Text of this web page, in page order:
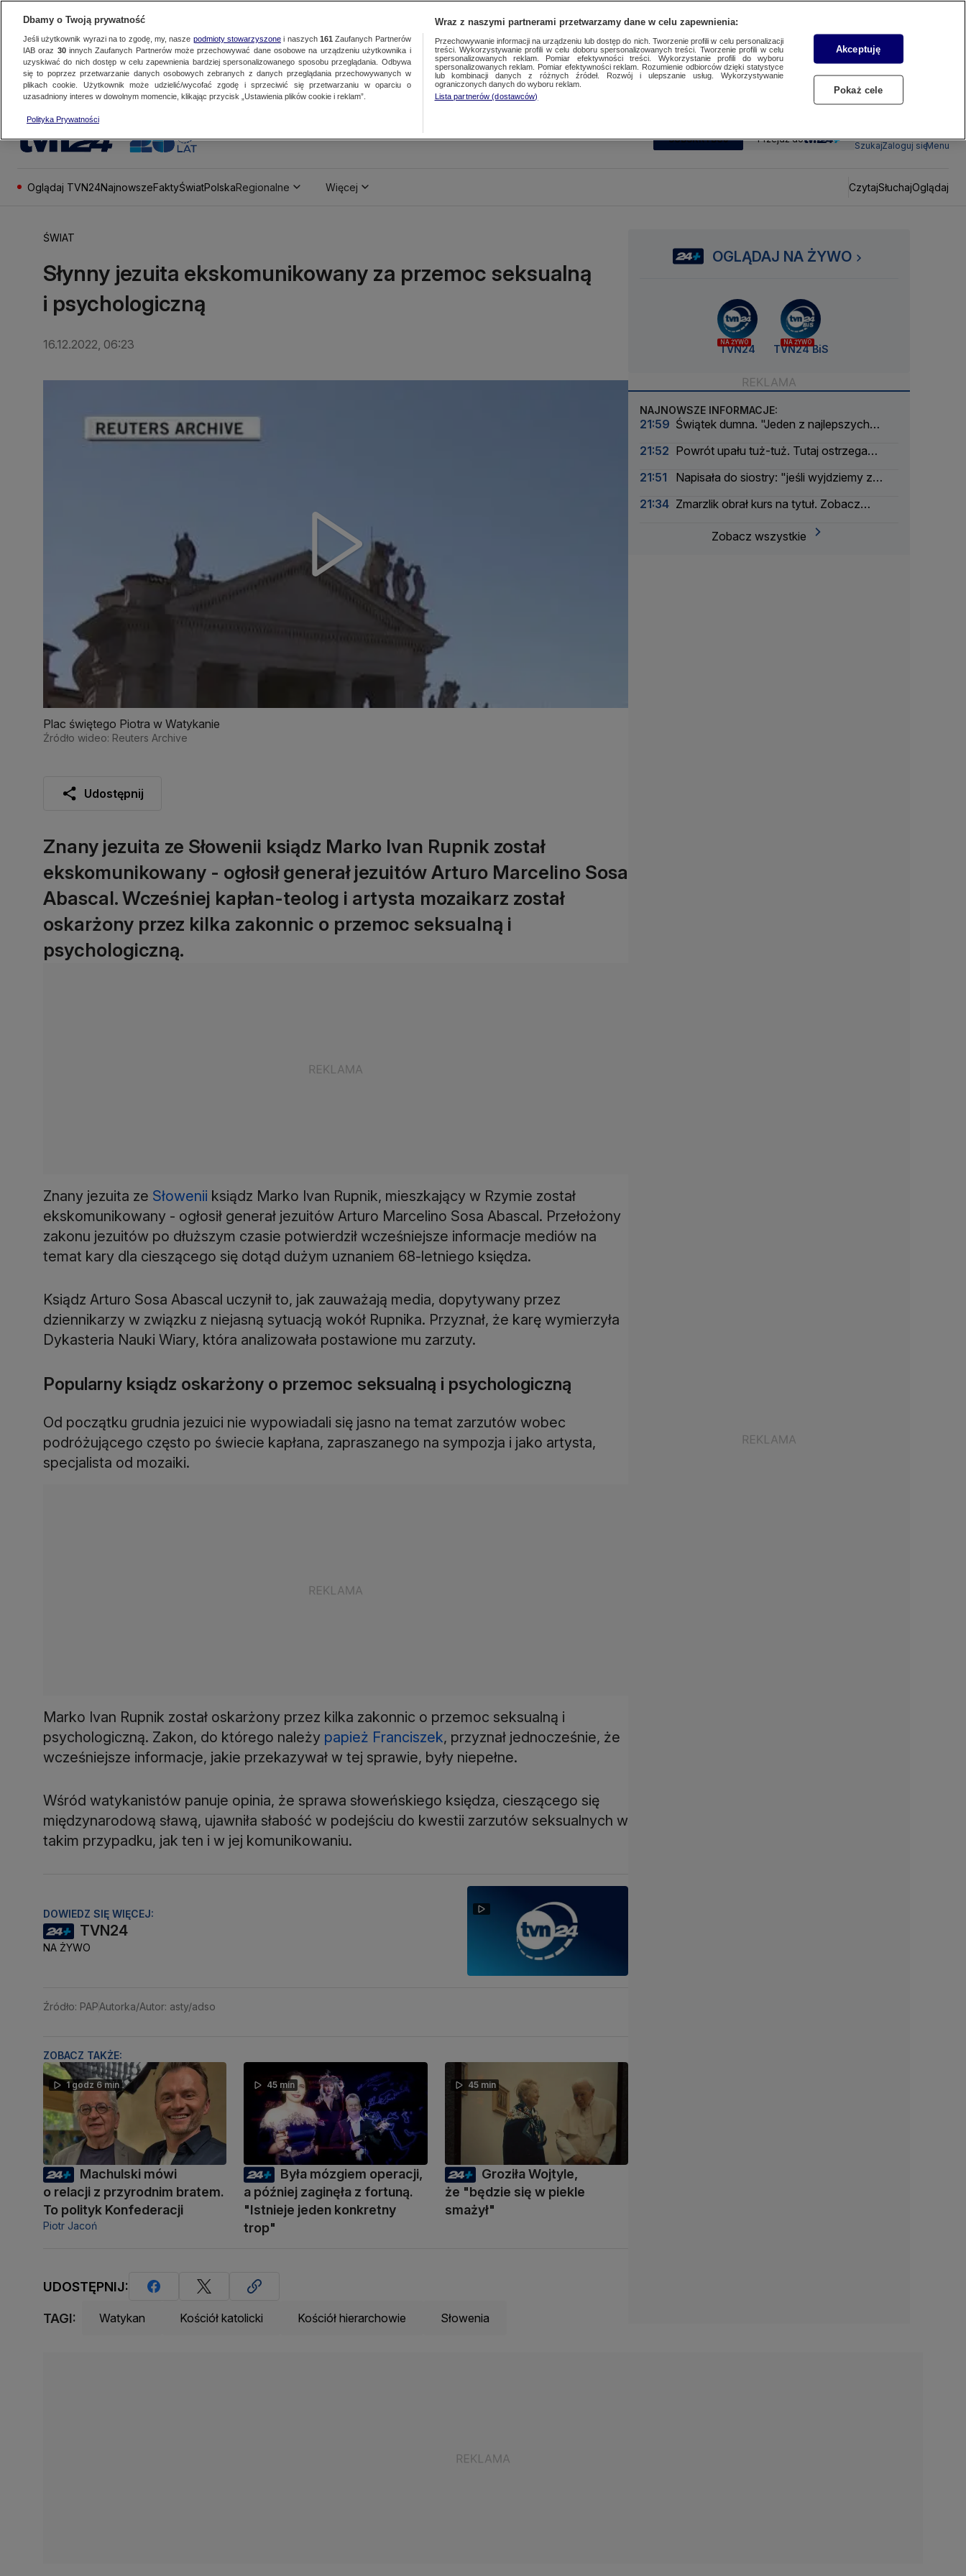
SUBSKRYBUJ Przejdź do
SzukajZaloguj sięMenu
Oglądaj TVN24NajnowszeFaktyŚwiatPolskaRegionalne Więcej CzytajSłuchajOglądaj
ŚWIAT
Słynny jezuita ekskomunikowany za przemoc seksualną
i psychologiczną
16.12.2022, 06:23
Plac świętego Piotra w Watykanie
Źródło wideo: Reuters Archive
Udostępnij
Znany jezuita ze Słowenii ksiądz Marko Ivan Rupnik został
ekskomunikowany - ogłosił generał jezuitów Arturo Marcelino Sosa
Abascal. Wcześniej kapłan-teolog i artysta mozaikarz został
oskarżony przez kilka zakonnic o przemoc seksualną i
psychologiczną.
Znany jezuita ze Słowenii ksiądz Marko Ivan Rupnik, mieszkający w Rzymie został
ekskomunikowany - ogłosił generał jezuitów Arturo Marcelino Sosa Abascal. Przełożony
zakonu jezuitów po dłuższym czasie potwierdził wcześniejsze informacje mediów na
temat kary dla cieszącego się dotąd dużym uznaniem 68-letniego księdza.
Ksiądz Arturo Sosa Abascal uczynił to, jak zauważają media, dopytywany przez
dziennikarzy w związku z niejasną sytuacją wokół Rupnika. Przyznał, że karę wymierzyła
Dykasteria Nauki Wiary, która analizowała postawione mu zarzuty.
Popularny ksiądz oskarżony o przemoc seksualną i psychologiczną
Od początku grudnia jezuici nie wypowiadali się jasno na temat zarzutów wobec
podróżującego często po świecie kapłana, zapraszanego na sympozja i jako artysta,
specjalista od mozaiki.
Marko Ivan Rupnik został oskarżony przez kilka zakonnic o przemoc seksualną i
psychologiczną. Zakon, do którego należy papież Franciszek, przyznał jednocześnie, że
wcześniejsze informacje, jakie przekazywał w tej sprawie, były niepełne.
Wśród watykanistów panuje opinia, że sprawa słoweńskiego księdza, cieszącego się
międzynarodową sławą, ujawniła słabość w podejściu do kwestii zarzutów seksualnych w
takim przypadku, jak ten i w jej komunikowaniu.
DOWIEDZ SIĘ WIĘCEJ:
TVN24
NA ŻYWO
Źródło: PAPAutorka/Autor: asty/adso
ZOBACZ TAKŻE:
1 godz 6 min
Machulski mówi
o relacji z przyrodnim bratem.
To polityk Konfederacji
Piotr Jacoń
45 min
Była mózgiem operacji,
a później zaginęła z fortuną.
"Istnieje jeden konkretny
trop"
45 min
Groziła Wojtyle,
że "będzie się w piekle
smażył"
UDOSTĘPNIJ:
TAGI: Watykan Kościół katolicki Kościół hierarchowie Słowenia
OGLĄDAJ NA ŻYWO
NA ŻYWO
TVN24
NA ŻYWO
TVN24 BiS
NAJNOWSZE INFORMACJE:
21:59 Świątek dumna. "Jeden z najlepszych
21:52 Powrót upału tuż-tuż. Tutaj ostrzega
21:51
Napisała do siostry: "jeśli wyjdziemy z
21:34 Zmarzlik obrał kurs na tytuł. Zobacz
Zobacz wszystkie
Dbamy o Twoją prywatność
Jeśli użytkownik wyrazi na to zgodę, my, nasze podmioty stowarzyszonei naszych 161 Zaufanych Partnerów
IAB oraz 30innych Zaufanych Partnerów może przechowywać dane osobowe na urządzeniu użytkownika i
uzyskiwać do nich dostęp w celu zapewnienia bardziej spersonalizowanego sposobu przeglądania. Odbywa
się to poprzez przetwarzanie danych osobowych zebranych z danych przeglądania przechowywanych w
plikach cookie. Użytkownik może udzielić/wycofać zgodę i sprzeciwić się przetwarzaniu w oparciu o
uzasadniony interes w dowolnym momencie, klikając przycisk „Ustawienia plików cookie i reklam”.
Polityka Prywatności
Wraz z naszymi partnerami przetwarzamy dane w celu zapewnienia:
Przechowywanie informacji na urządzeniu lub dostęp do nich. Tworzenie profili w celu personalizacji
treści. Wykorzystywanie profili w celu doboru spersonalizowanych treści. Tworzenie profili w celu
spersonalizowanych reklam. Pomiar efektywności treści. Wykorzystanie profili do wyboru
spersonalizowanych reklam. Pomiar efektywności reklam. Rozumienie odbiorców dzięki statystyce
lub kombinacji danych z różnych źródeł. Rozwój i ulepszanie usług. Wykorzystywanie
ograniczonych danych do wyboru reklam.
Lista partnerów (dostawców)
Akceptuję
Pokaż cele